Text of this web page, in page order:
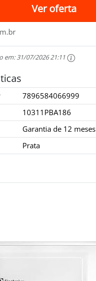
Ver oferta
em:31/07/2026 21:11
7896584066999
10311PBA186
Garantia de 12 meses
Prata